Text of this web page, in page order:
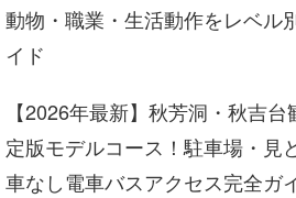
動物・職業・生活動作をレベル
イド
【2026年最新】秋芳洞・秋吉
定版モデルコース！駐車場・見
車なし電車バスアクセス完全ガ